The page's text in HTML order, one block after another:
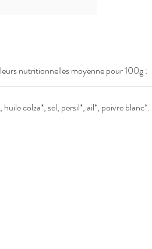
nutritionnelles moyenne pour 100g :
colza*, sel, persil*, ail*, poivre blanc*.